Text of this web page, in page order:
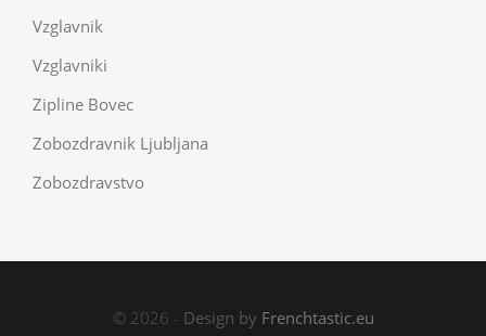
Vzglavnik
Vzglavniki
Zipline Bovec
Zobozdravnik Ljubljana
Zobozdravstvo
© 2026 - Design by Frenchtastic.eu